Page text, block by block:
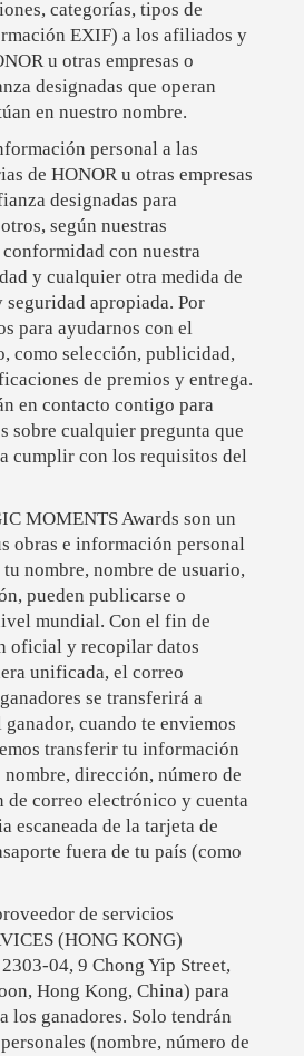
categorías, tipos de
EXIF) a los afiliados y
u otras empresas o
designadas que operan
en nuestro nombre.
personal a las
de HONOR u otras empresas
designadas para
según nuestras
con nuestra
y cualquier otra medida de
apropiada. Por
para ayudarnos con el
como selección, publicidad,
de premios y entrega.
en contacto contigo para
sobre cualquier pregunta que
cumplir con los requisitos del
MOMENTS Awards son un
obras e información personal
nombre, nombre de usuario,
pueden publicarse o
mundial. Con el fin de
oficial y recopilar datos
unificada, el correo
se transferirá a
cuando te enviemos
transferir tu información
dirección, número de
correo electrónico y cuenta
escaneada de la tarjeta de
fuera de tu país (como
de servicios
(HONG KONG)
04, 9 Chong Yip Street,
Hong Kong, China) para
los ganadores. Solo tendrán
(nombre, número de